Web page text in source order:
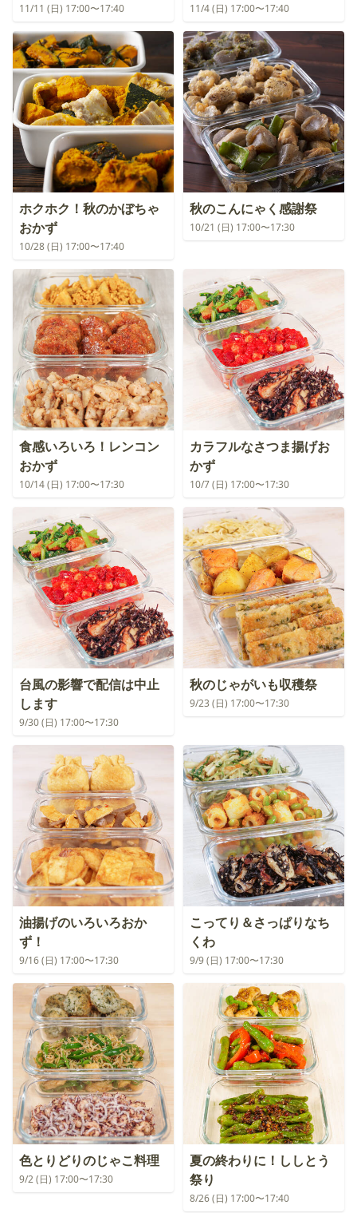
11/11 (日) 17:00〜17:40 11/4 (日) 17:00〜17:40
ホクホク！秋のかぼちゃ
おかず
10/28 (日) 17:00〜17:40
秋のこんにゃく感謝祭
10/21 (日) 17:00〜17:30
食感いろいろ！レンコン
おかず
10/14 (日) 17:00〜17:30
カラフルなさつま揚げお
かず
10/7 (日) 17:00〜17:30
台風の影響で配信は中止
します
9/30 (日) 17:00〜17:30
秋のじゃがいも収穫祭
9/23 (日) 17:00〜17:30
油揚げのいろいろおか
ず！
9/16 (日) 17:00〜17:30
こってり＆さっぱりなち
くわ
9/9 (日) 17:00〜17:30
色とりどりのじゃこ料理
9/2 (日) 17:00〜17:30
夏の終わりに！ししとう
祭り
8/26 (日) 17:00〜17:40